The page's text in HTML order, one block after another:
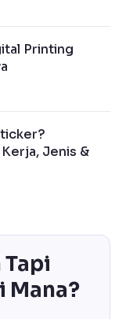
Printing
Jenis &
Tapi
Mana?